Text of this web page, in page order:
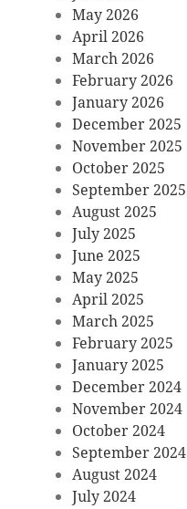
May 2026
April 2026
March 2026
February 2026
January 2026
December 2025
November 2025
October 2025
September 2025
August 2025
July 2025
June 2025
May 2025
April 2025
March 2025
February 2025
January 2025
December 2024
November 2024
October 2024
September 2024
August 2024
July 2024